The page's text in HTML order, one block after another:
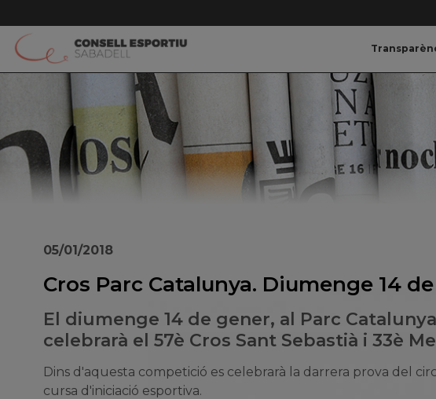
Cros Parc Catalunya. Diumenge 14
El diumenge 14 de gener, al Parc
celebrarà el 57è Cros Sant Sebastià i 33è
05/01/2018
Dins d'aquesta competició es celebrarà la darrera prova del
cursa d'iniciació esportiva.